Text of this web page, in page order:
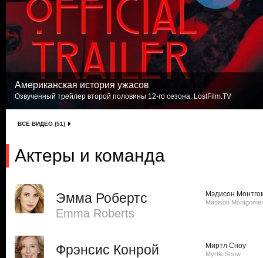
Американская история ужасов
Озвученный трейлер второй половины 12-го сезона. LostFilm.TV
ВСЕ ВИДЕО (51)
Актеры и команда
Эмма Робертс
Emma Roberts
Мэдисон
Madison
Фрэнсис Конрой Миртл Сноу
Myrtle Snow